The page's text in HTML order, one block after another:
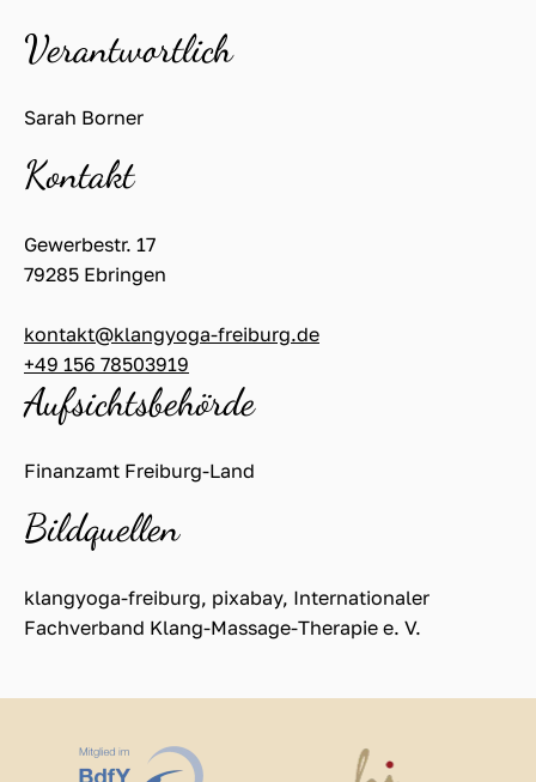
Verantwortlich
Sarah Borner
Kontakt
Gewerbestr. 17
79285 Ebringen
kontakt@klangyoga-freiburg.de
+49 156 78503919
Aufsichtsbehörde
Finanzamt Freiburg-Land
Bildquellen
klangyoga-freiburg, pixabay, Internationaler
Fachverband Klang-Massage-Therapie e. V.